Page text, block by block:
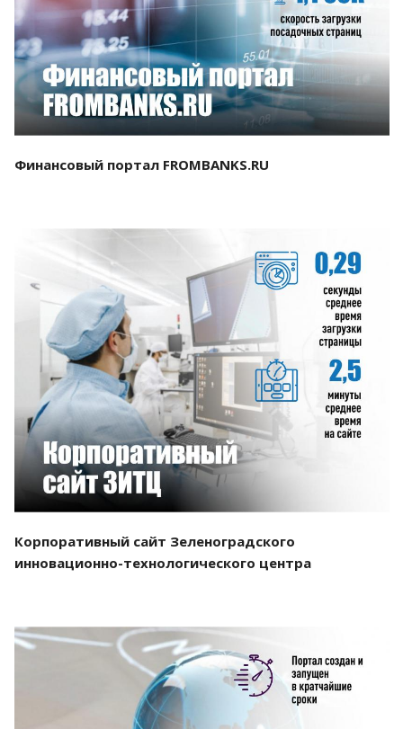
Смотреть проект
Финансовый портал FROMBANKS.RU
Смотреть проект
Корпоративный сайт Зеленоградского
инновационно-технологического центра